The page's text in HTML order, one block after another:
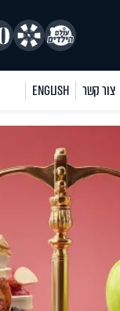
צור קשר ENGLISH